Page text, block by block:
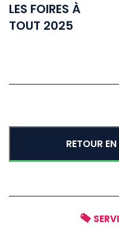
LES FOIRES À
TOUT 2025
RETOUR